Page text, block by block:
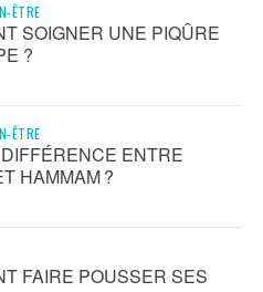
ÊTRE
SOIGNER UNE PIQÛRE
?
ÊTRE
ENTRE
HAMMAM ?
FAIRE POUSSER SES